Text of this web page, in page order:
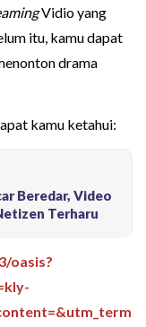
Vidio yang
itu, kamu dapat
drama
kamu ketahui:
Beredar, Video
Terharu
oasis?